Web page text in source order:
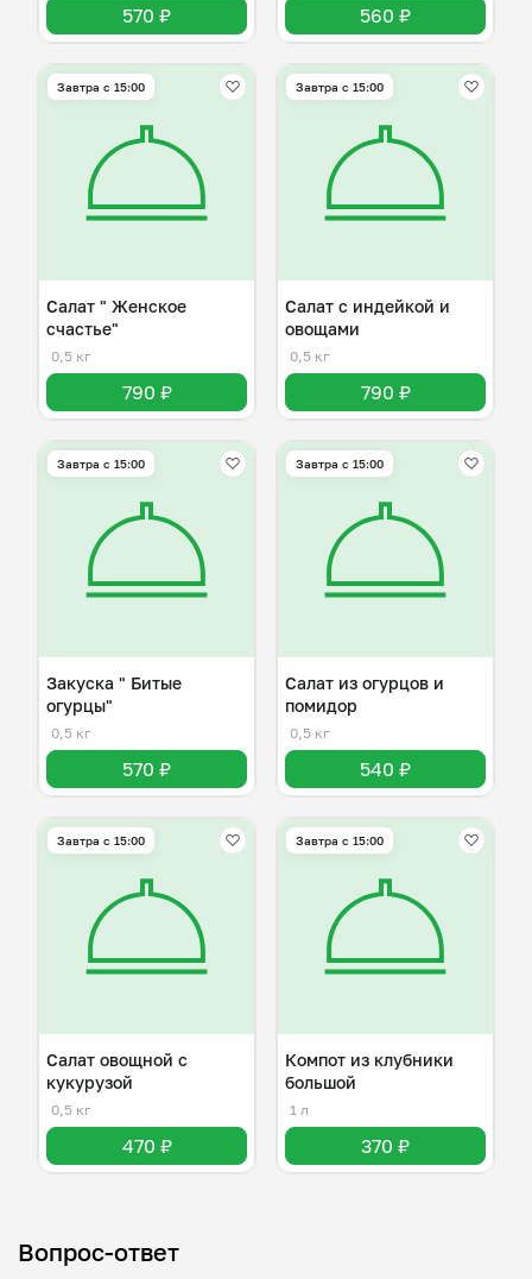
570 ₽ 560 ₽
Завтра c 15:00
Салат " Женское
счастье"
0,5 кг
790 ₽
Завтра c 15:00
Салат с индейкой и
овощами
0,5 кг
790 ₽
Завтра c 15:00
Закуска " Битые
огурцы"
0,5 кг
570 ₽
Завтра c 15:00
Салат из огурцов и
помидор
0,5 кг
540 ₽
Завтра c 15:00
Салат овощной с
кукурузой
0,5 кг
470 ₽
Завтра c 15:00
Компот из клубники
большой
1 л
370 ₽
Вопрос-ответ